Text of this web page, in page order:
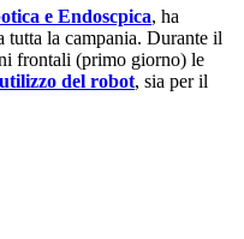
e Endoscpica, ha
la campania. Durante il
frontali (primo giorno) le
utilizzo del robot, sia per il